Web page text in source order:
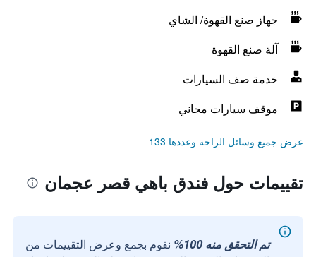
جهاز صنع القهوة/ الشاي
آلة صنع القهوة
خدمة صف السيارات
موقف سيارات مجاني
عرض جميع وسائل الراحة وعددها 133
تقييمات حول فندق باهي قصر عجمان
تم التحقق منه 100%
نقوم بجمع وعرض التقييمات من